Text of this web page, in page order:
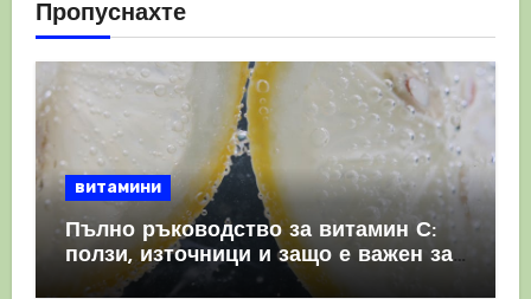
Пропуснахте
витамини
Пълно ръководство за витамин С:
ползи, източници и защо е важен за
имунната система